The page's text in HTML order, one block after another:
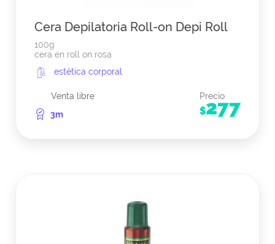
Cera Depilatoria Roll-on Depi Roll
100g
cera en roll on rosa
estética corporal
Venta libre
3m
Precio
$277